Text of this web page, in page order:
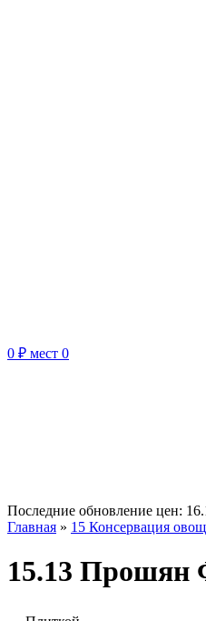
0 ₽ мест 0
Последние обновление цен:
Главная » 15 Консервация
15.13 Прошян